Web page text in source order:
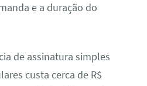
e a duração do
de assinatura simples
custa cerca de R$